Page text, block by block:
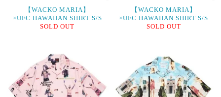
【WACKO MARIA】
×UFC HAWAIIAN SHIRT S/S
SOLD OUT
【WACKO MARIA】
×UFC HAWAIIAN SHIRT S/S
SOLD OUT